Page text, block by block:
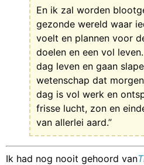
En ik zal worden
gezonde wereld waar
voelt en plannen voor
doelen en een vol
dag leven en gaan
wetenschap dat
dag is vol werk en
frisse lucht, zon en
van allerlei aard.”
Ik had nog nooit gehoord van